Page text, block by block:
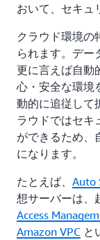
おいて、セキュ
クラウド環境の
られます。デー
更に言えば自動
心・安全な環境
動的に追従して
ラウドではセキ
ができるため、
になります。
たとえば、 Auto
想サーバーは、
Access
Amazon VPC と